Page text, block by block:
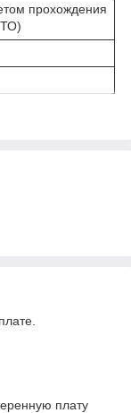
прохождения
ТО)
плату